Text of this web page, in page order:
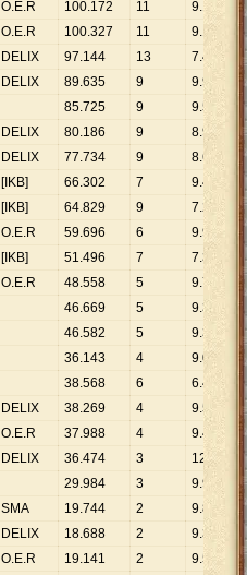
O.E.R 100.172 11 9.
O.E.R 100.327 11 9. 121
DELIX 97.144 13 7.473
DELIX 89.635 9 9.959
85.725 9 9.525
DELIX 80.186 9 8.910
DELIX 77.734 9 8.637
[IKB] 66.302 7 9.472
[IKB] 64.829 9 7.203
O.E.R 59.696 6 9.949
[IKB] 51.496 7 7.357
O.E.R 48.558 5 9.712
46.669 5 9.334
46.582 5 9.316
36.143 4 9.036
38.568 6 6.428
DELIX 38.269 4 9.567
O.E.R 37.988 4 9.497
DELIX 36.474 3 12 .158
29.984 3 9.995
SMA 19.744 2 9.872
DELIX 18.688 2 9.344
O.E.R 19.141 2 9.571